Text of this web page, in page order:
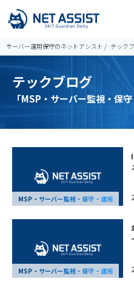
サーバー運用保守のネットアシスト テック
テックブログ
「MSP・サーバー監視・保
MSP・サーバー監視・保守・運用
MSP・サーバー監視・保守・運用